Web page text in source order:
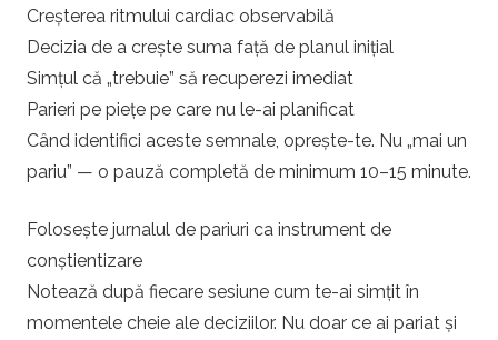
Creșterea ritmului cardiac observabilă
Decizia de a crește suma față de planul inițial
Simțul că „trebuie” să recuperezi imediat
Parieri pe piețe pe care nu le-ai planificat
Când identifici aceste semnale, oprește-te. Nu „mai un
pariu” — o pauză completă de minimum 10–15 minute.
Folosește jurnalul de pariuri ca instrument de
conștientizare
Notează după fiecare sesiune cum te-ai simțit în
momentele cheie ale deciziilor. Nu doar ce ai pariat și